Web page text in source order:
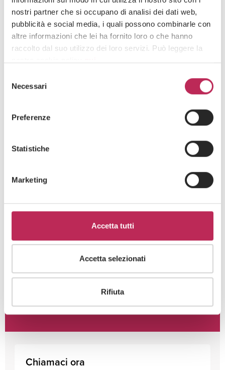
nostri partner che si occupano di analisi dei dati web,
pubblicità e social media, i quali possono combinarle con
altre informazioni che lei ha fornito loro o che hanno
raccolto dal suo utilizzo dei loro servizi. Può leggere la
Attenzione: chiudendo questo banner, cliccando in
un’area sottostante o accedendo ad un’altra pagina del
delNecessari
Preferenze
Statistiche
Marketing
Accetta tutti
Accetta selezionati
Rifiuta
Iscriviti alla newsletter
Newsletter
Cliccando su "iscriviti" dichiari di aver preso visione
Consulta i nostri professionisti
Chiamaci ora